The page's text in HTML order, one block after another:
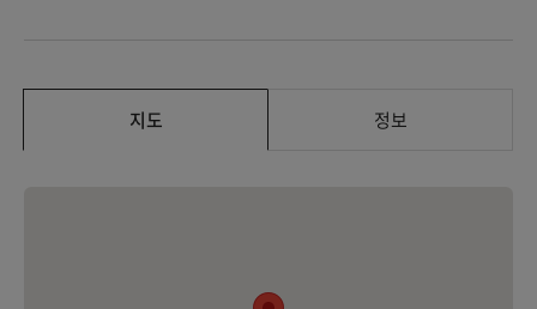
지도 정보